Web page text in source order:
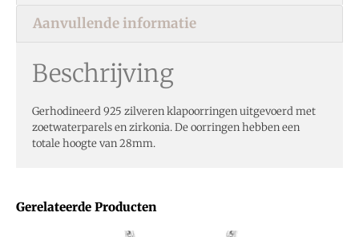
Gerelateerde Producten
Aanvullende informatie
Beschrijving
Gerhodineerd 925 zilveren klapoorringen uitgevoerd met
zoetwaterparels en zirkonia. De oorringen hebben een
totale hoogte van 28mm.